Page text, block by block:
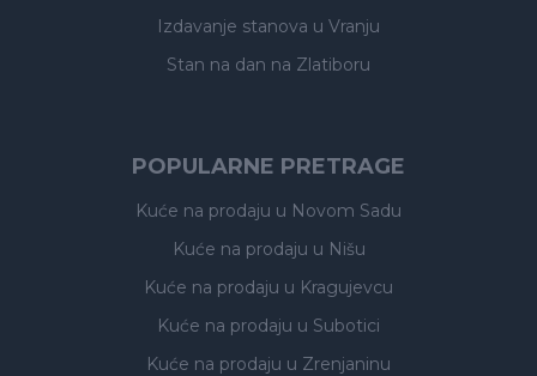
Izdavanje stanova u Vranju
Stan na dan na Zlatiboru
POPULARNE PRETRAGE
Kuće na prodaju u Novom Sadu
Kuće na prodaju u Nišu
Kuće na prodaju u Kragujevcu
Kuće na prodaju u Subotici
Kuće na prodaju u Zrenjaninu